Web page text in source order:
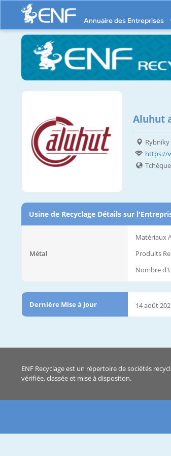
Annuaire des Entreprises
Aluhut
Rybníky
https://
Tchèque
Usine de Recyclage Détails sur
Métal
Matériaux
Produits
Nombre
Dernière Mise à Jour 14 août
ENF Recyclage est un répertoire de sociétés
vérifiée, classée et mise à dispositon.